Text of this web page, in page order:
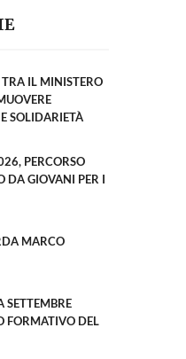
TRA IL MINISTERO
SOLIDARIETÀ
PERCORSO
DA GIOVANI PER I
MARCO
SETTEMBRE
FORMATIVO DEL